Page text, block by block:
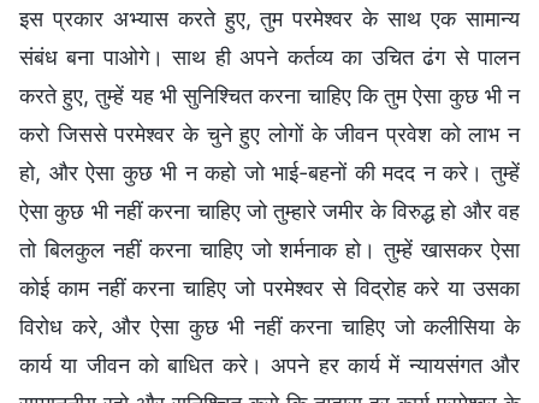
इस प्रकार अभ्यास करते हुए, तुम परमेश्वर के साथ एक सामान्य
संबंध बना पाओगे। साथ ही अपने कर्तव्य का उचित ढंग से पालन
करते हुए, तुम्हें यह भी सुनिश्चित करना चाहिए कि तुम ऐसा कुछ भी न
करो जिससे परमेश्वर के चुने हुए लोगों के जीवन प्रवेश को लाभ न
हो, और ऐसा कुछ भी न कहो जो भाई-बहनों की मदद न करे। तुम्हें
ऐसा कुछ भी नहीं करना चाहिए जो तुम्हारे जमीर के विरुद्ध हो और वह
तो बिलकुल नहीं करना चाहिए जो शर्मनाक हो। तुम्हें खासकर ऐसा
कोई काम नहीं करना चाहिए जो परमेश्वर से विद्रोह करे या उसका
विरोध करे, और ऐसा कुछ भी नहीं करना चाहिए जो कलीसिया के
कार्य या जीवन को बाधित करे। अपने हर कार्य में न्यायसंगत और